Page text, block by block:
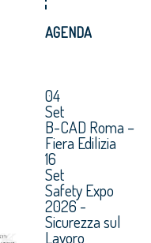
AGENDA
04
Set
B-CAD Roma –
Fiera Edilizia
16
Set
Safety Expo
2026 -
Sicurezza sul
Lavoro